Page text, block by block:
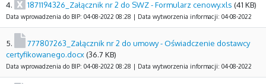
4. 1871194326_Załącznik nr 2 do SWZ - Formularz cenowy.xls (41 KB)
Data wprowadzenia do BIP: 04-08-2022 08:28 | Data wytworzenia informacji: 04-08-2022
5.
777807263_Załącznik nr 2 do umowy - Oświadczenie dostawcy
certyfikowanego.docx(36.7 KB)
Data wprowadzenia do BIP: 04-08-2022 08:28 | Data wytworzenia informacji: 04-08-2022